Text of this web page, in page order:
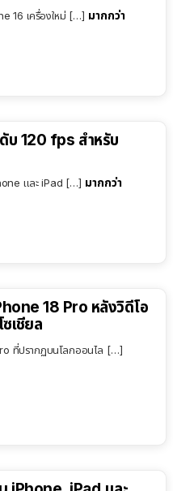
16 เครื่องใหม่ […] มากกว่า
บ 120 fps สำหรับ
และ iPad […] มากกว่า
18 Pro หลังวิดีโอ
เชียล
ที่ปรากฏบนโลกออนไล […]